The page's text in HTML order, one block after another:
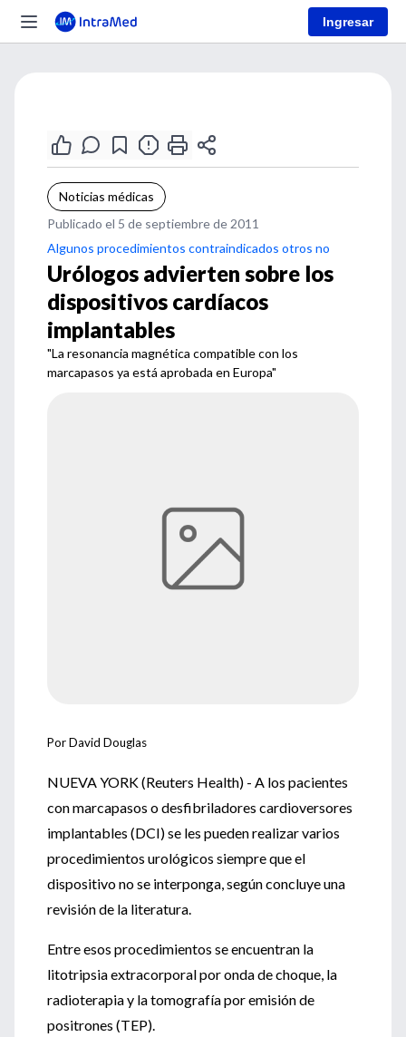
Ingresar
Noticias médicas
Publicado el 5 de septiembre de 2011
Algunos procedimientos contraindicados otros no
Urólogos advierten sobre los
dispositivos cardíacos
implantables
"La resonancia magnética compatible con los
marcapasos ya está aprobada en Europa"
Por David Douglas
NUEVA YORK (Reuters Health) - A los pacientes
con marcapasos o desfibriladores cardioversores
implantables (DCI) se les pueden realizar varios
procedimientos urológicos siempre que el
dispositivo no se interponga, según concluye una
revisión de la literatura.
Entre esos procedimientos se encuentran la
litotripsia extracorporal por onda de choque, la
radioterapia y la tomografía por emisión de
positrones (TEP).